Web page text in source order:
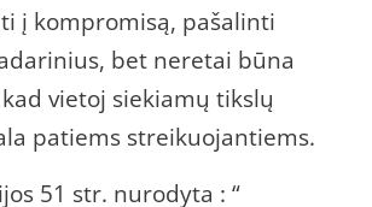
į kompromisą, pašalinti
bet neretai būna
vietoj siekiamų tikslų
patiems streikuojantiems.
51 str. nurodyta : “